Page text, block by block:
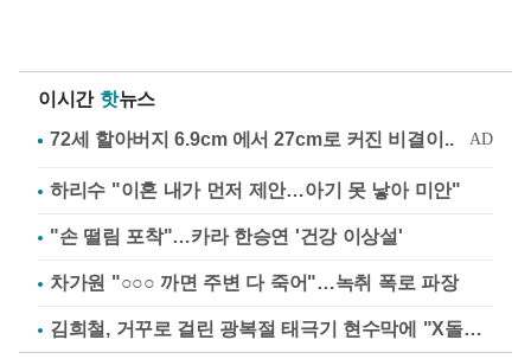
이시간 핫뉴스
하리수 "이혼 내가 먼저 제안…아기 못 낳아 미안"
"손 떨림 포착"…카라 한승연 '건강 이상설'
차가원 "○○○ 까면 주변 다 죽어"…녹취 폭로 파장
김희철, 거꾸로 걸린 광복절 태극기 현수막에 "X돌았네"